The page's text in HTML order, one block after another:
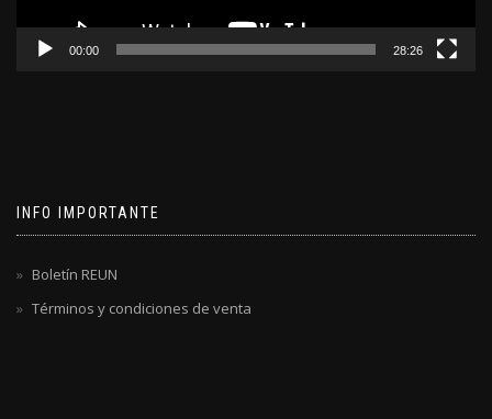
00:00 28:26
INFO IMPORTANTE
Boletín REUN
Términos y condiciones de venta